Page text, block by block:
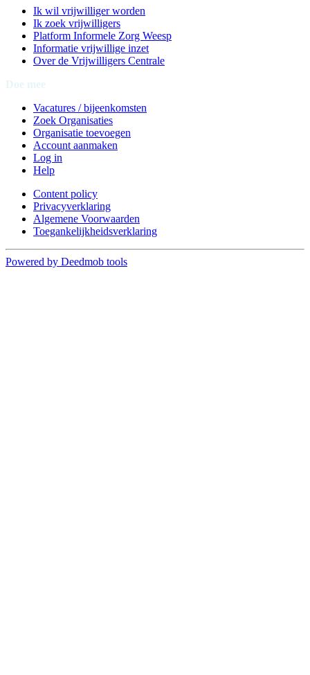
Ik wil vrijwilliger worden
Ik zoek vrijwilligers
Platform Informele Zorg Weesp
Informatie vrijwillige inzet
Over de Vrijwilligers Centrale
Vacatures / bijeenkomsten
Zoek Organisaties
Organisatie toevoegen
Account aanmaken
Log in
Help
Content policy
Privacyverklaring
Algemene Voorwaarden
Toegankelijkheidsverklaring
Powered by Deedmob tools